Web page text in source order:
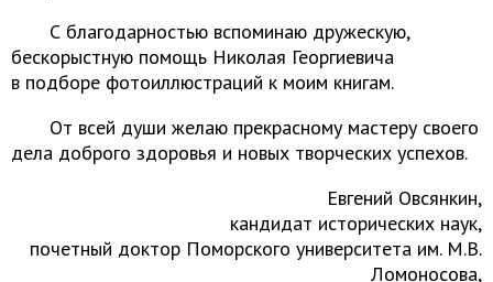
С благодарностью вспоминаю дружескую,
бескорыстную помощь Николая Георгиевича
в подборе фотоиллюстраций к моим книгам.
От всей души желаю прекрасному мастеру своего
дела доброго здоровья и новых творческих успехов.
Евгений Овсянкин,
кандидат исторических наук,
почетный доктор Поморского университета им. М.В.
Ломоносова,